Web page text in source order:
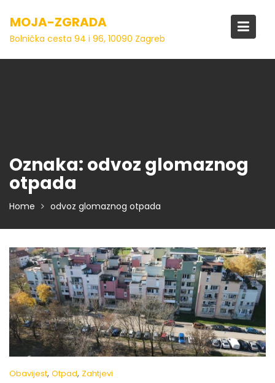
content
MOJA-ZGRADA
Bolnička cesta 94 i 96, 10090 Zagreb
Oznaka: odvoz glomaznog
otpada
Home odvoz glomaznog otpada
Obavijest, Otpad, Zahtjevi